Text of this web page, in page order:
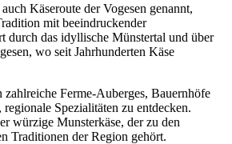
Käseroute der Vogesen genannt,
mit beeindruckender
durch das idyllische Münstertal und über
wo seit Jahrhunderten Käse
zahlreiche Ferme-Auberges, Bauernhöfe
Spezialitäten zu entdecken.
würzige Munsterkäse, der zu den
Traditionen der Region gehört.